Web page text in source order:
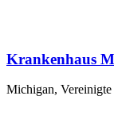
Krankenhaus
Michigan, Vereinigte